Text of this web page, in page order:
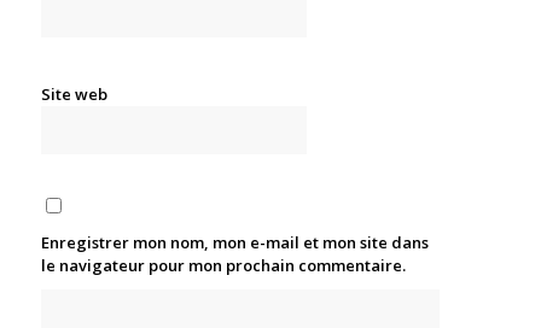
Site web
Enregistrer mon nom, mon e-mail et mon site dans
le navigateur pour mon prochain commentaire.